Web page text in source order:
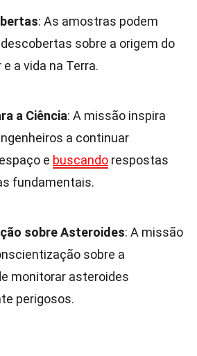
: As amostras podem
descobertas sobre a origem do
a vida na Terra.
a Ciência: A missão inspira
a continuar
e buscando respostas
fundamentais.
sobre Asteroides: A missão
sobre a
monitorar asteroides
perigosos.